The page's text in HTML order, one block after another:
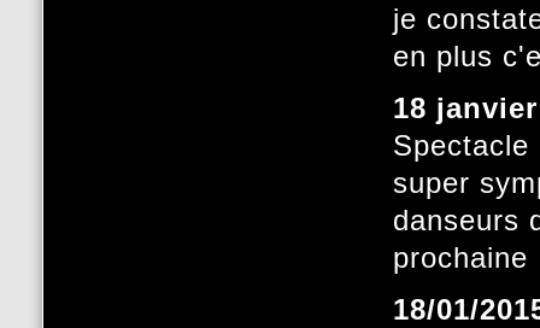
je
en plus
18
super
danseurs
prochaine
18/01/